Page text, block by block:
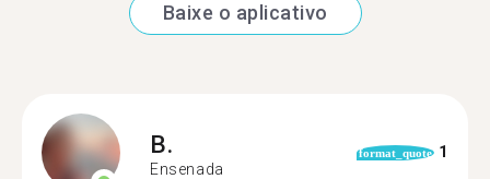
Baixe o aplicativo
B.
Ensenada
format_quote 1